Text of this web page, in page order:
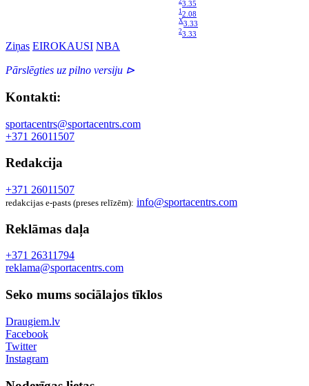
3.35
1 2.08
X3.33
23.33
Ziņas EIROKAUSI NBA
Pārslēgties uz pilno versiju ⊳
Kontakti:
sportacentrs@sportacentrs.com
+371 26011507
Redakcija
+371 26011507
redakcijas e-pasts (preses relīzēm): info@sportacentrs.com
Reklāmas daļa
+371 26311794
reklama@sportacentrs.com
Seko mums sociālajos tīklos
Draugiem.lv
Facebook
Twitter
Instagram